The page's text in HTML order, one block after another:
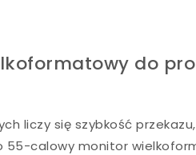
do
liczy się szybkość
55-calowy monitor